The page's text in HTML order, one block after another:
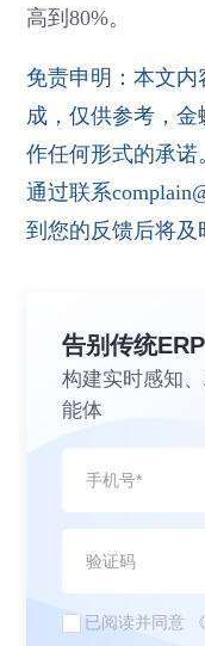
高到80%。
免责申明：本文
成，仅供参考，
作任何形式的承
通过联系
到您的反馈后将及
告别传统
构建实时感知
能体
已阅读并同意